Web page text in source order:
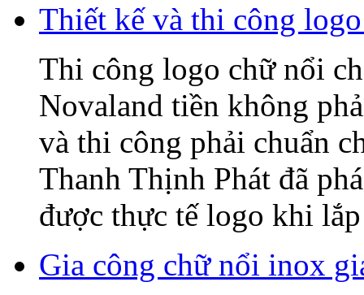
Thiết kế và thi công
Thi công logo chữ nổi
Novaland tiền không
và thi công phải chuẩn
Thanh Thịnh Phát đã
được thực tế logo khi
Gia công chữ nổi inox